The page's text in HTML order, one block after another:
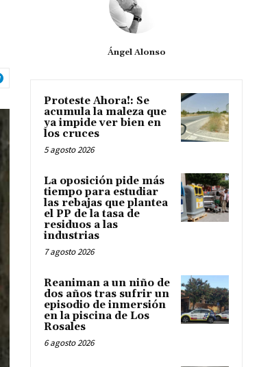
Ángel Alonso
Proteste Ahora!: Se
acumula la maleza que
ya impide ver bien en
los cruces
5 agosto 2026
La oposición pide más
tiempo para estudiar
las rebajas que plantea
el PP de la tasa de
residuos a las
industrias
7 agosto 2026
Reaniman a un niño de
dos años tras sufrir un
episodio de inmersión
en la piscina de Los
Rosales
6 agosto 2026